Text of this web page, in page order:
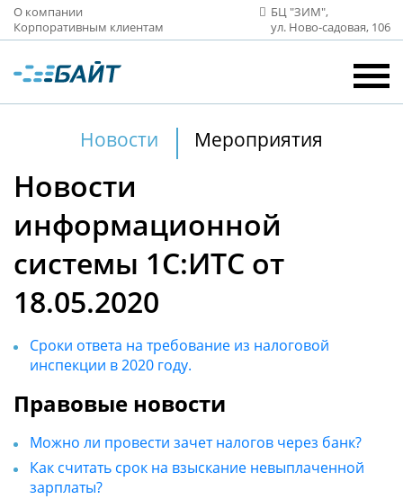
О компании
Корпоративным клиентам
БЦ "ЗИМ",
ул. Ново‑садовая, 106
Новости Мероприятия
Новости
информационной
системы 1С:ИТС от
18.05.2020
Сроки ответа на требование из налоговой
инспекции в 2020 году.
Правовые новости
Можно ли провести зачет налогов через банк?
Как считать срок на взыскание невыплаченной
зарплаты?